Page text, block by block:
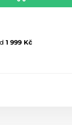
1 999 Kč